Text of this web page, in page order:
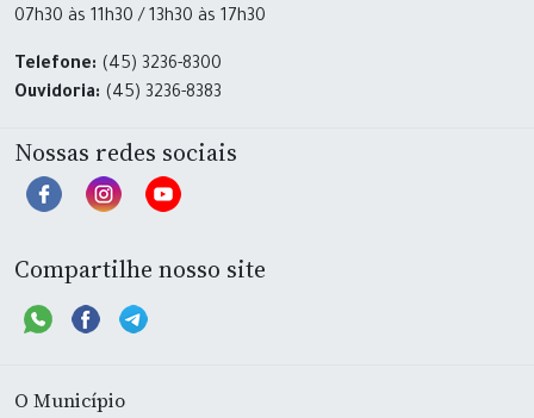
07h30 às 11h30 / 13h30 às 17h30
Telefone: (45) 3236-8300
Ouvidoria: (45) 3236-8383
Nossas redes sociais
Compartilhe nosso site
O Município